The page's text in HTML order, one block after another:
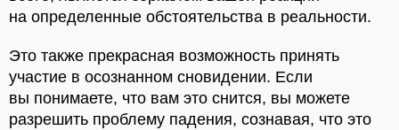
на определенные обстоятельства в реальности.
Это также прекрасная возможность принять
участие в осознанном сновидении. Если
вы понимаете, что вам это снится, вы можете
разрешить проблему падения, сознавая, что это